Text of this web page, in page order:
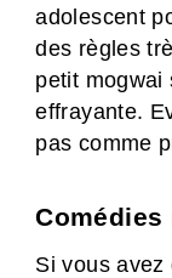
adolescent
des règles
petit mogwai
effrayante.
pas comme
Comédies
Si vous avez